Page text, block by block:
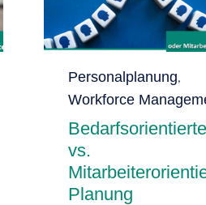
Category
Personalplanung,
Workforce
Bedarfsorientierte
vs.
Planung